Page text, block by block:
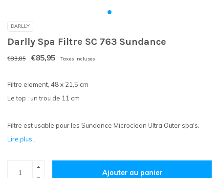
DARLLY
Darlly Spa Filtre SC 763 Sundance
€83,85 €85,95 Taxes incluses
Filtre element, 48 x 21,5 cm
Le top : un trou de 11 cm
Filtre est usable pour les Sundance Microclean Ultra Outer spa's.
Lire plus..
Ajouter au panier